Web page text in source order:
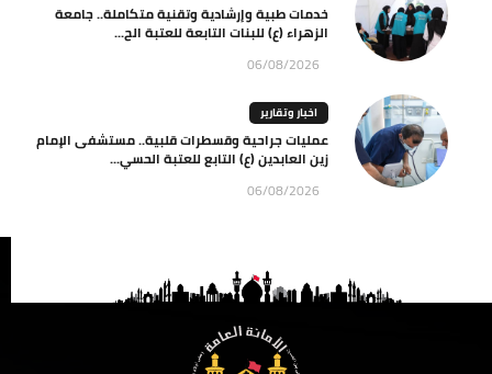
خدمات طبية وإرشادية وتقنية متكاملة.. جامعة
الزهراء (ع) للبنات التابعة للعتبة الح...
06/08/2026
اخبار وتقارير
عمليات جراحية وقسطرات قلبية.. مستشفى الإمام
زين العابدين (ع) التابع للعتبة الحسي...
06/08/2026